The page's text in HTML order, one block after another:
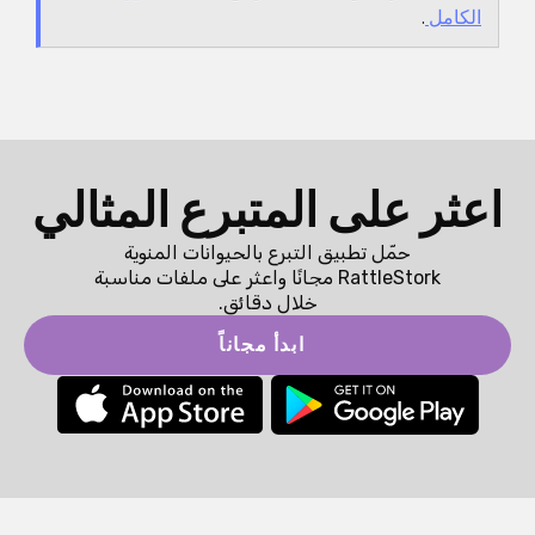
الكامل.
اعثر على المتبرع المثالي
حمّل تطبيق التبرع بالحيوانات المنوية
RattleStork مجانًا واعثر على ملفات مناسبة
خلال دقائق.
ابدأ مجاناً